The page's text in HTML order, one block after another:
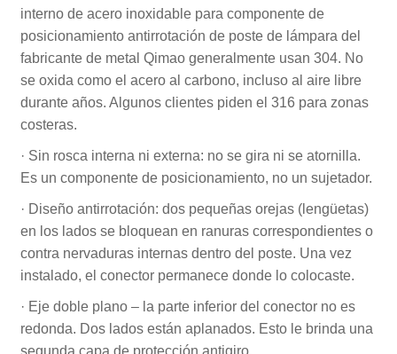
interno de acero inoxidable para componente de
posicionamiento antirrotación de poste de lámpara del
fabricante de metal Qimao generalmente usan 304. No
se oxida como el acero al carbono, incluso al aire libre
durante años. Algunos clientes piden el 316 para zonas
costeras.
· Sin rosca interna ni externa: no se gira ni se atornilla.
Es un componente de posicionamiento, no un sujetador.
· Diseño antirrotación: dos pequeñas orejas (lengüetas)
en los lados se bloquean en ranuras correspondientes o
contra nervaduras internas dentro del poste. Una vez
instalado, el conector permanece donde lo colocaste.
· Eje doble plano – la parte inferior del conector no es
redonda. Dos lados están aplanados. Esto le brinda una
segunda capa de protección antigiro.